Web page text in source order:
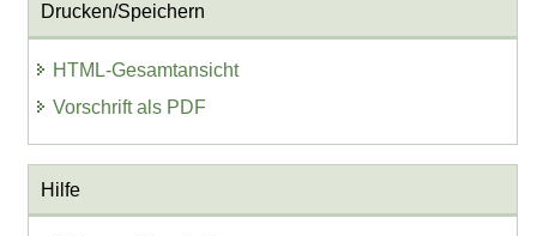
Drucken/Speichern
HTML-Gesamtansicht
Vorschrift als PDF
Hilfe